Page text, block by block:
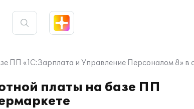
ПП «1С:Зарплата и Управление Персоналом 8» в
платы на базе ПП